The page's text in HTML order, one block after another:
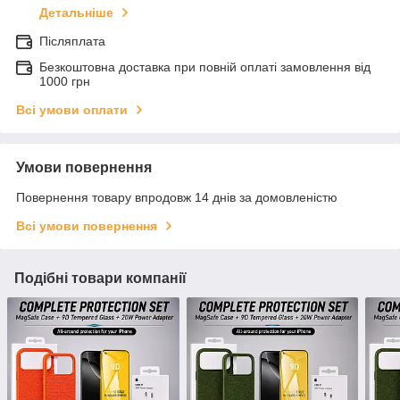
Детальніше
Післяплата
Безкоштовна доставка при повній оплаті замовлення від
1000 грн
Всі умови оплати
Умови повернення
Повернення товару впродовж 14 днів за домовленістю
Всі умови повернення
Подібні товари компанії